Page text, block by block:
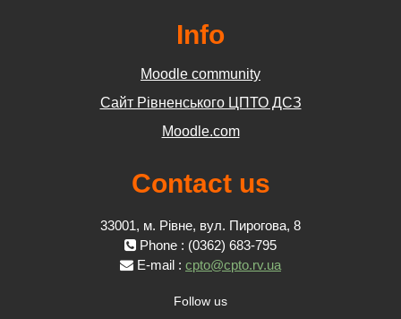
Info
Moodle community
Сайт Рівненського ЦПТО ДСЗ
Moodle.com
Contact us
33001, м. Рівне, вул. Пирогова, 8
Phone : (0362) 683-795
E-mail : cpto@cpto.rv.ua
Follow us